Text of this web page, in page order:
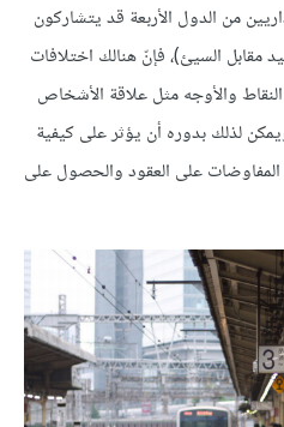
من الدول الأربعة قد يتشاركون
مقابل السيئ)، فإنّ هنالك اختلافات
والأوجه مثل علاقة الأشخاص
لذلك بدوره أن يؤثر على كيفية
على العقود والحصول على